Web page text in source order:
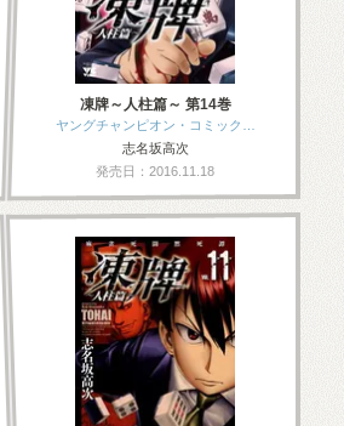
凍牌～人柱篇～ 第14巻
ヤングチャンピオン・コミック…
志名坂高次
発売日：2016.11.18